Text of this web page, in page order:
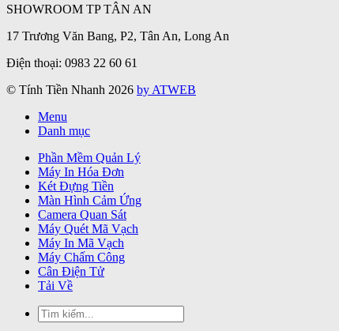
SHOWROOM TP TÂN AN
17 Trương Văn Bang, P2, Tân An, Long An
Điện thoại: 0983 22 60 61
© Tính Tiền Nhanh 2026 by ATWEB
Menu
Danh mục
Phần Mềm Quản Lý
Máy In Hóa Đơn
Két Đựng Tiền
Màn Hình Cảm Ứng
Camera Quan Sát
Máy Quét Mã Vạch
Máy In Mã Vạch
Máy Chấm Công
Cân Điện Tử
Tải Về
Tìm
kiếm: